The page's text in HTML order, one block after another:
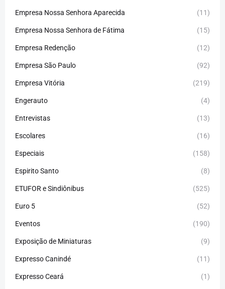
Empresa Nossa Senhora Aparecida (11)
Empresa Nossa Senhora de Fátima (15)
Empresa Redenção (12)
Empresa São Paulo (92)
Empresa Vitória (219)
Engerauto (4)
Entrevistas (13)
Escolares (16)
Especiais (158)
Espirito Santo (8)
ETUFOR e Sindiônibus (525)
Euro 5 (52)
Eventos (190)
Exposição de Miniaturas (9)
Expresso Canindé (11)
Expresso Ceará (1)